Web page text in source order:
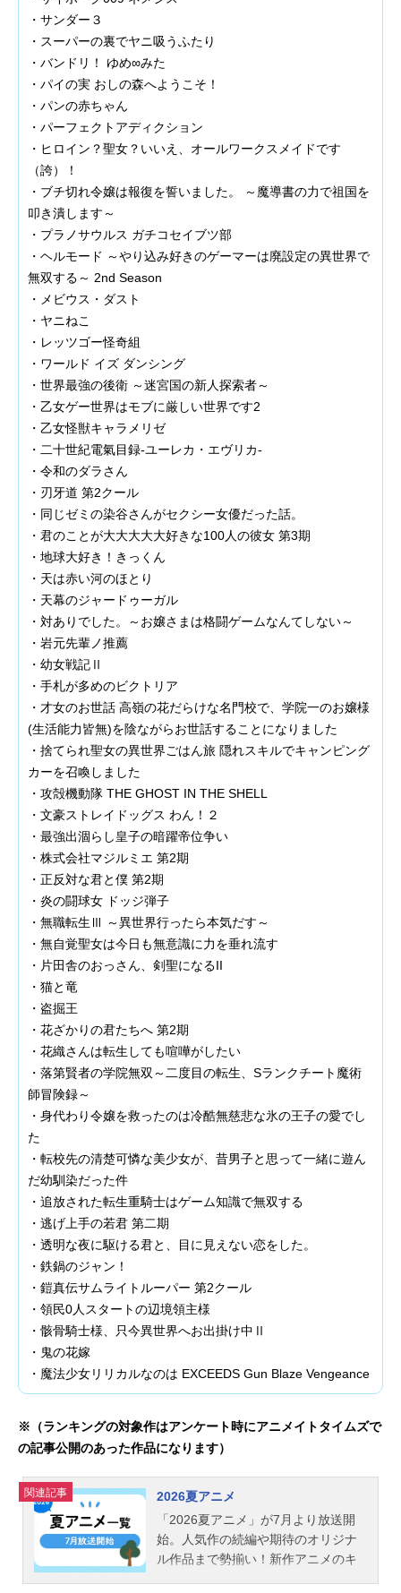
・サンダー３
・スーパーの裏でヤニ吸うふたり
・バンドリ！ ゆめ∞みた
・パイの実 おしの森へようこそ！
・パンの赤ちゃん
・パーフェクトアディクション
・ヒロイン？聖女？いいえ、オールワークスメイドです
（誇）！
・ブチ切れ令嬢は報復を誓いました。 ～魔導書の力で祖国を
叩き潰します～
・プラノサウルス ガチコセイブツ部
・ヘルモード ～やり込み好きのゲーマーは廃設定の異世界で
無双する～ 2nd Season
・メビウス・ダスト
・ヤニねこ
・レッツゴー怪奇組
・ワールド イズ ダンシング
・世界最強の後衛 ～迷宮国の新人探索者～
・乙女ゲー世界はモブに厳しい世界です2
・乙女怪獣キャラメリゼ
・二十世紀電氣目録-ユーレカ・エヴリカ-
・令和のダラさん
・刃牙道 第2クール
・同じゼミの染谷さんがセクシー女優だった話。
・君のことが大大大大大好きな100人の彼女 第3期
・地球大好き！きっくん
・天は赤い河のほとり
・天幕のジャードゥーガル
・対ありでした。～お嬢さまは格闘ゲームなんてしない～
・岩元先輩ノ推薦
・幼女戦記Ⅱ
・手札が多めのビクトリア
・才女のお世話 高嶺の花だらけな名門校で、学院一のお嬢様
(生活能力皆無)を陰ながらお世話することになりました
・捨てられ聖女の異世界ごはん旅 隠れスキルでキャンピング
カーを召喚しました
・攻殻機動隊 THE GHOST IN THE SHELL
・文豪ストレイドッグス わん！２
・最強出涸らし皇子の暗躍帝位争い
・株式会社マジルミエ 第2期
・正反対な君と僕 第2期
・炎の闘球女 ドッジ弾子
・無職転生Ⅲ ～異世界行ったら本気だす～
・無自覚聖女は今日も無意識に力を垂れ流す
・片田舎のおっさん、剣聖になるII
・猫と竜
・盗掘王
・花ざかりの君たちへ 第2期
・花織さんは転生しても喧嘩がしたい
・落第賢者の学院無双～二度目の転生、Sランクチート魔術
師冒険録～
・身代わり令嬢を救ったのは冷酷無慈悲な氷の王子の愛でし
た
・転校先の清楚可憐な美少女が、昔男子と思って一緒に遊ん
だ幼馴染だった件
・追放された転生重騎士はゲーム知識で無双する
・逃げ上手の若君 第二期
・透明な夜に駆ける君と、目に見えない恋をした。
・鉄鍋のジャン！
・鎧真伝サムライトルーパー 第2クール
・領民0人スタートの辺境領主様
・骸骨騎士様、只今異世界へお出掛け中Ⅱ
・鬼の花嫁
・魔法少女リリカルなのは EXCEEDS Gun Blaze Vengeance
※（ランキングの対象作はアンケート時にアニメイトタイムズで
の記事公開のあった作品になります）
関連記事
2026夏アニメ
「2026夏アニメ」が7月より放送開
始。人気作の続編や期待のオリジナ
ル作品まで勢揃い！新作アニメのキ